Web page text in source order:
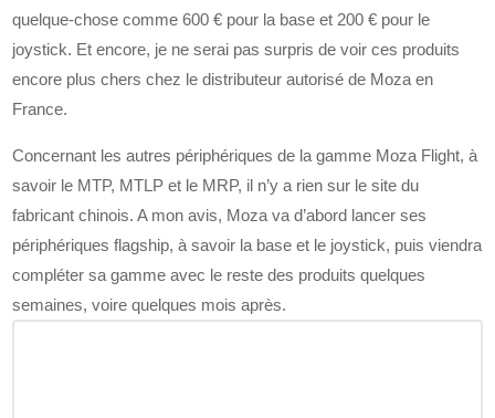
quelque-chose comme 600 € pour la base et 200 € pour le
joystick. Et encore, je ne serai pas surpris de voir ces produits
encore plus chers chez le distributeur autorisé de Moza en
France.
Concernant les autres périphériques de la gamme Moza Flight, à
savoir le MTP, MTLP et le MRP, il n’y a rien sur le site du
fabricant chinois. A mon avis, Moza va d’abord lancer ses
périphériques flagship, à savoir la base et le joystick, puis viendra
compléter sa gamme avec le reste des produits quelques
semaines, voire quelques mois après.